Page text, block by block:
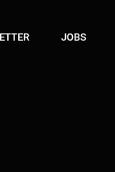
JOBS